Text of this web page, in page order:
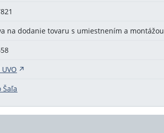
na dodanie tovaru s umiestnením a montážou
Šaľa